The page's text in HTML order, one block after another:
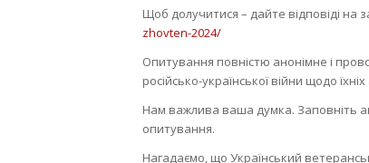
Щоб долучитися – дайте відповіді на
zhovten-2024/
Опитування повністю анонімне і
російсько-української війни щодо
Нам важлива ваша думка. Заповніть
опитування.
Нагадаємо, що Український